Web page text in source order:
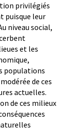
privilégiés
puisque leur
niveau social,
et les
populations
de ces
actuelles.
de ces milieux